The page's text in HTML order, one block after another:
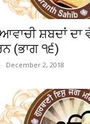
ਸ਼ਬਦਾਂ
(ਭਾਗ ੧੬)
- December 2, 2018